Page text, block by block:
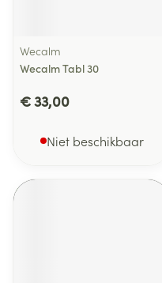
Wecalm
Wecalm Tabl 30
€ 33,00
Niet beschikbaar